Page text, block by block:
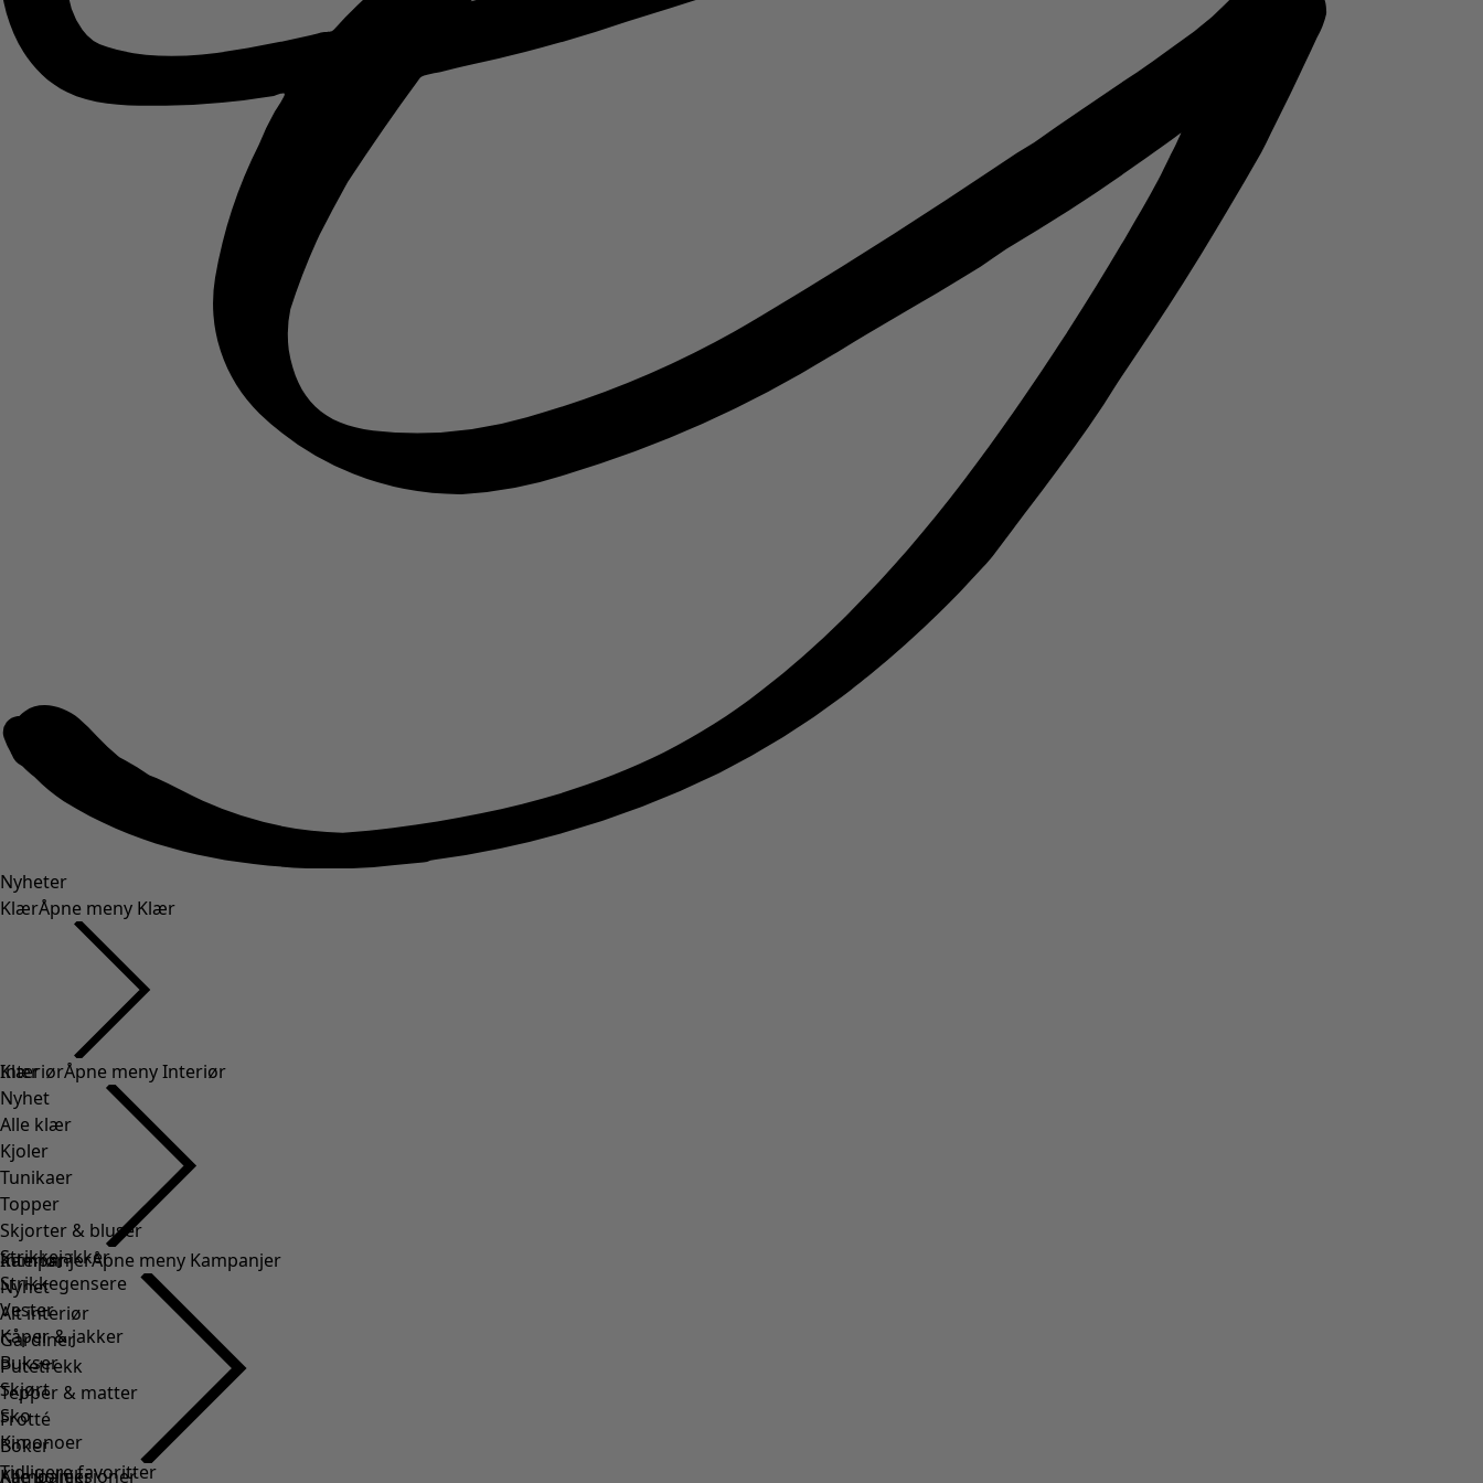
Nyheter
KlærÅpne meny Klær
Klær
Nyhet
Alle klær
Kjoler
Tunikaer
Topper
Skjorter & bluser
Strikkejakker
Strikkegensere
Vester
Kåper & jakker
Bukser
Skjørt
Sko
Kimonoer
InteriørÅpne meny Interiør
Interiør
Nyhet
Alt interiør
Gardiner
Putetrekk
Tepper & matter
Frotté
Boker
Tidligere favoritter
KampanjerÅpne meny Kampanjer
Kampanjer
Alle kolleksjoner